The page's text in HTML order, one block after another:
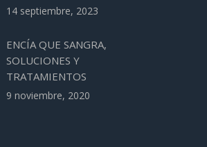
14 septiembre, 2023
ENCÍA QUE SANGRA,
SOLUCIONES Y
TRATAMIENTOS
9 noviembre, 2020